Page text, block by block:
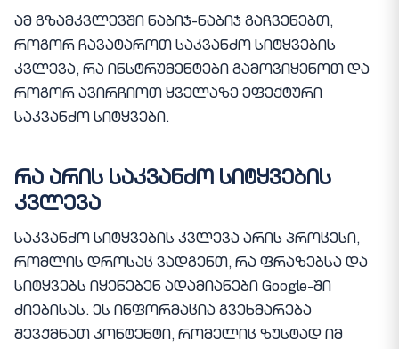
ამ გზამკვლევში ნაბიჯ-ნაბიჯ გაჩვენებთ,
როგორ ჩავატაროთ საკვანძო სიტყვების
კვლევა, რა ინსტრუმენტები გამოვიყენოთ და
როგორ ავირჩიოთ ყველაზე ეფექტური
საკვანძო სიტყვები.
რა არის საკვანძო სიტყვების
კვლევა
საკვანძო სიტყვების კვლევა არის პროცესი,
რომლის დროსაც ვადგენთ, რა ფრაზებსა და
სიტყვებს იყენებენ ადამიანები Google-ში
ძიებისას. ეს ინფორმაცია გვეხმარება
შევქმნათ კონტენტი, რომელიც ზუსტად იმ